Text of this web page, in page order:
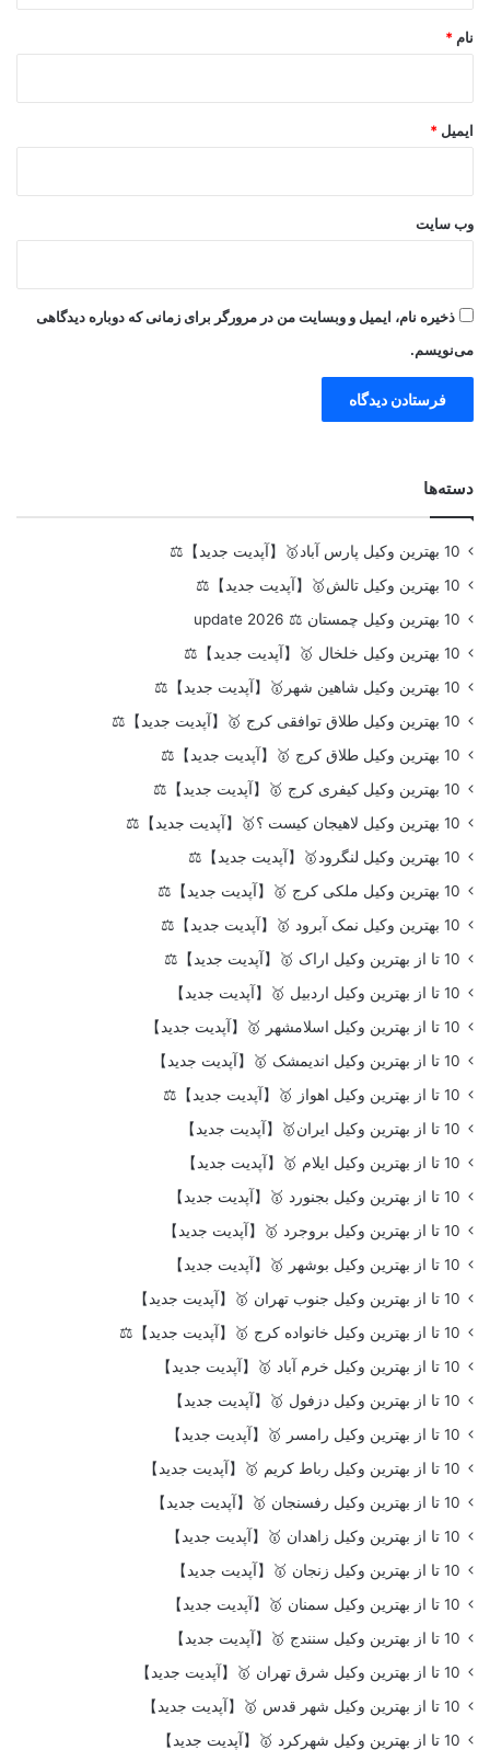
نام *
ایمیل *
وب‌ سایت
ذخیره نام، ایمیل و وبسایت من در مرورگر برای زمانی که دوباره دیدگاهی
می‌نویسم.
دسته‌ها
10 بهترین وکیل پارس آباد🥇【آپدیت جدید】⚖️
10 بهترین وکیل تالش🥇【آپدیت جدید】⚖️
10 بهترین وکیل چمستان ⚖️ update 2026
10 بهترین وکیل خلخال 🥇【آپدیت جدید】⚖️
10 بهترین وکیل شاهین شهر🥇【آپدیت جدید】⚖️
10 بهترین وکیل طلاق توافقی کرج 🥇【آپدیت جدید】⚖️
10 بهترین وکیل طلاق کرج 🥇【آپدیت جدید】⚖️
10 بهترین وکیل کیفری کرج 🥇【آپدیت جدید】⚖️
10 بهترین وکیل لاهیجان کیست ؟🥇【آپدیت جدید】⚖️
10 بهترین وکیل لنگرود🥇【آپدیت جدید】⚖️
10 بهترین وکیل ملکی کرج 🥇【آپدیت جدید】⚖️
10 بهترین وکیل نمک آبرود 🥇【آپدیت جدید】⚖️
10 تا از بهترین وکیل اراک 🥇【آپدیت جدید】⚖️
10 تا از بهترین وکیل اردبیل 🥇【آپدیت جدید】
10 تا از بهترین وکیل اسلامشهر 🥇【آپدیت جدید】
10 تا از بهترین وکیل اندیمشک 🥇【آپدیت جدید】
10 تا از بهترین وکیل اهواز 🥇【آپدیت جدید】⚖️
10 تا از بهترین وکیل ایران🥇【آپدیت جدید】
10 تا از بهترین وکیل ایلام 🥇【آپدیت جدید】
10 تا از بهترین وکیل بجنورد 🥇【آپدیت جدید】
10 تا از بهترین وکیل بروجرد 🥇【آپدیت جدید】
10 تا از بهترین وکیل بوشهر 🥇【آپدیت جدید】
10 تا از بهترین وکیل جنوب تهران 🥇【آپدیت جدید】
10 تا از بهترین وکیل خانواده کرج 🥇【آپدیت جدید】⚖️
10 تا از بهترین وکیل خرم آباد 🥇【آپدیت جدید】
10 تا از بهترین وکیل دزفول 🥇【آپدیت جدید】
10 تا از بهترین وکیل رامسر 🥇【آپدیت جدید】
10 تا از بهترین وکیل رباط کریم 🥇【آپدیت جدید】
10 تا از بهترین وکیل رفسنجان 🥇【آپدیت جدید】
10 تا از بهترین وکیل زاهدان 🥇【آپدیت جدید】
10 تا از بهترین وکیل زنجان 🥇【آپدیت جدید】
10 تا از بهترین وکیل سمنان 🥇【آپدیت جدید】
10 تا از بهترین وکیل سنندج 🥇【آپدیت جدید】
10 تا از بهترین وکیل شرق تهران 🥇【آپدیت جدید】
10 تا از بهترین وکیل شهر قدس 🥇【آپدیت جدید】
10 تا از بهترین وکیل شهرکرد 🥇【آپدیت جدید】